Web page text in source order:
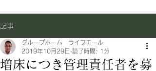
記事
増床につき管理責任者を募
グループホーム ライフエール
2019年10月29日 読了時間: 1分